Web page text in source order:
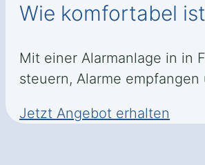
Wie komfortabel
Mit einer Alarmanlage in in
steuern, Alarme
Jetzt Angebot erhalten